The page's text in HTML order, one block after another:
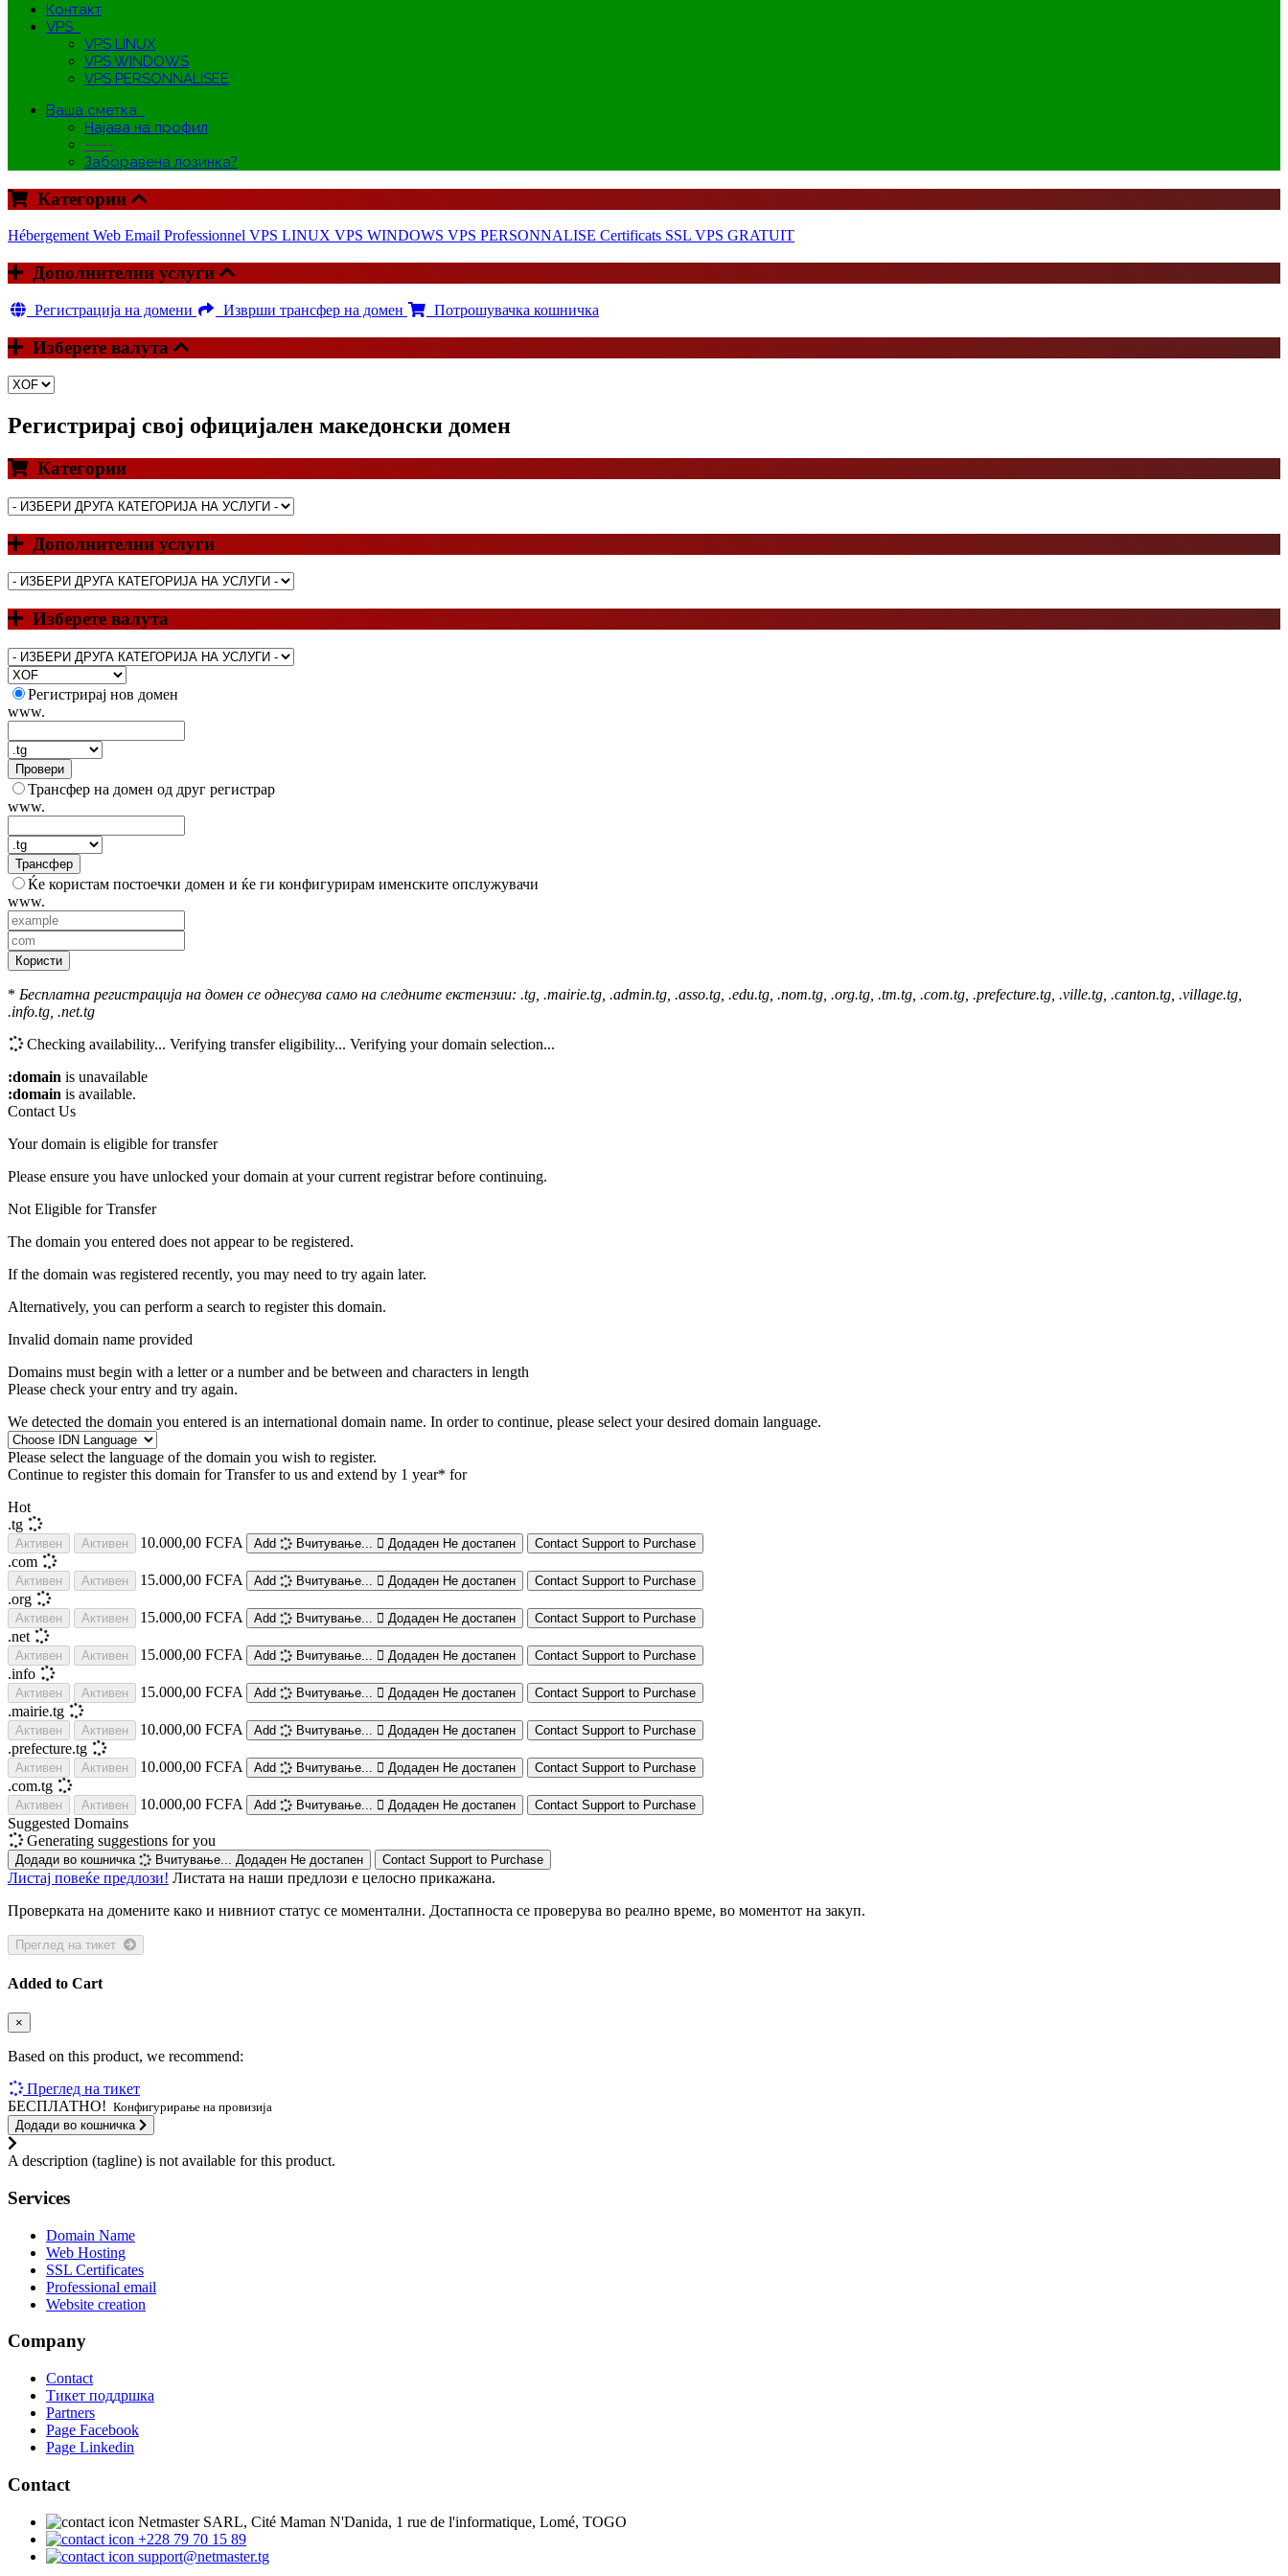
Контакт
VPS
VPS LINUX
VPS WINDOWS
VPS PERSONNALISEE
Ваша сметка
Најава на профил
-----
Заборавена лозинка?
Категории
Hébergement Web Email Professionnel VPS LINUX VPS WINDOWS VPS PERSONNALISE Certificats SSL VPS GRATUIT
Дополнителни услуги
Регистрација на домени Изврши трансфер на домен Потрошувачка кошничка
Изберете валута
Регистрирај свој официјален македонски домен
Категории
Дополнителни услуги
Изберете валута
Регистрирај нов домен
www.
Провери
Трансфер на домен од друг регистрар
www.
Трансфер
Ќе користам постоечки домен и ќе ги конфигурирам именските опслужувачи
www.
Користи
* Бесплатна регистрација на домен се однесува само на следните екстензии: .tg, .mairie.tg, .admin.tg, .asso.tg, .edu.tg, .nom.tg, .org.tg, .tm.tg, .com.tg, .prefecture.tg, .ville.tg, .canton.tg, .village.tg,
.info.tg, .net.tg
Checking availability... Verifying transfer eligibility... Verifying your domain selection...
:domain is unavailable
:domain is available.
Contact Us
Your domain is eligible for transfer
Please ensure you have unlocked your domain at your current registrar before continuing.
Not Eligible for Transfer
The domain you entered does not appear to be registered.
If the domain was registered recently, you may need to try again later.
Alternatively, you can perform a search to register this domain.
Invalid domain name provided
Domains must begin with a letter or a numberand be between and characters in length
Please check your entry and try again.
We detected the domain you entered is an international domain name. In order to continue, please select your desired domain language.
Please select the language of the domain you wish to register.
Continue to register this domain for Transfer to us and extend by 1 year* for
Hot
.tg
Активен Активен 10.000,00 FCFA Add Вчитување... Додаден Не достапен Contact Support to Purchase
.com
Активен Активен 15.000,00 FCFA Add Вчитување... Додаден Не достапен Contact Support to Purchase
.org
Активен Активен 15.000,00 FCFA Add Вчитување... Додаден Не достапен Contact Support to Purchase
.net
Активен Активен 15.000,00 FCFA Add Вчитување... Додаден Не достапен Contact Support to Purchase
.info
Активен Активен 15.000,00 FCFA Add Вчитување... Додаден Не достапен Contact Support to Purchase
.mairie.tg
Активен Активен 10.000,00 FCFA Add Вчитување... Додаден Не достапен Contact Support to Purchase
.prefecture.tg
Активен Активен 10.000,00 FCFA Add Вчитување... Додаден Не достапен Contact Support to Purchase
.com.tg
Активен Активен 10.000,00 FCFA Add Вчитување... Додаден Не достапен Contact Support to Purchase
Suggested Domains
Generating suggestions for you
Додади во кошничка Вчитување... Додаден Не достапен Contact Support to Purchase
Листај повеќе предлози! Листата на наши предлози е целосно прикажана.
Проверката на домените како и нивниот статус се моментални. Достапноста се проверува во реално време, во моментот на закуп.
Added to Cart
×
Based on this product, we recommend:
Преглед на тикет
БЕСПЛАТНО! Конфигурирање на провизија
Додади во кошничка
A description (tagline) is not available for this product.
Services
Domain Name
Web Hosting
SSL Certificates
Professional email
Website creation
Company
Contact
Тикет поддршка
Partners
Page Facebook
Page Linkedin
Contact
Netmaster SARL, Cité Maman N'Danida, 1 rue de l'informatique, Lomé, TOGO
+228 79 70 15 89
support@netmaster.tg